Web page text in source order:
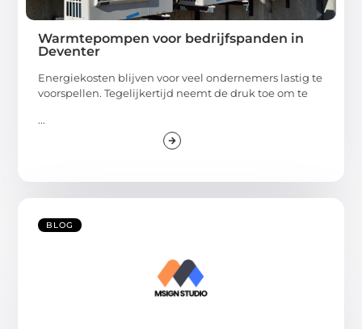
Warmtepompen voor bedrijfspanden in
Deventer
Energiekosten blijven voor veel ondernemers lastig te
voorspellen. Tegelijkertijd neemt de druk toe om te
...
BLOG